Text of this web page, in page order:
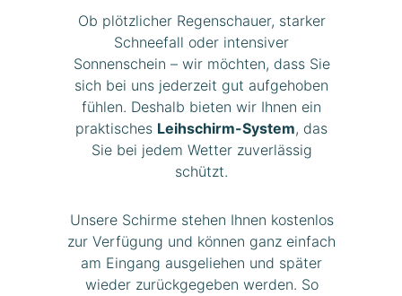
Ob plötzlicher Regenschauer, starker
Schneefall oder intensiver
Sonnenschein – wir möchten, dass Sie
sich bei uns jederzeit gut aufgehoben
fühlen. Deshalb bieten wir Ihnen ein
praktisches Leihschirm-System, das
Sie bei jedem Wetter zuverlässig
schützt.
Unsere Schirme stehen Ihnen kostenlos
zur Verfügung und können ganz einfach
am Eingang ausgeliehen und später
wieder zurückgegeben werden. So